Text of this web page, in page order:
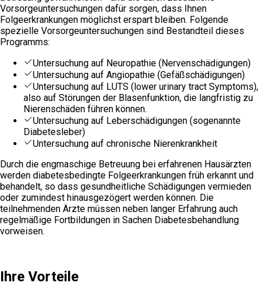
Vorsorgeuntersuchungen dafür sorgen, dass Ihnen
Folgeerkrankungen möglichst erspart bleiben. Folgende
spezielle Vorsorgeuntersuchungen sind Bestandteil dieses
Programms:
Untersuchung auf Neuropathie (Nervenschädigungen)
Untersuchung auf Angiopathie (Gefäßschädigungen)
Untersuchung auf LUTS (lower urinary tract Symptoms),
also auf Störungen der Blasenfunktion, die langfristig zu
Nierenschäden führen können.
Untersuchung auf Leberschädigungen (sogenannte
Diabetesleber)
Untersuchung auf chronische Nierenkrankheit
Durch die engmaschige Betreuung bei erfahrenen Hausärzten
werden diabetesbedingte Folgeerkrankungen früh erkannt und
behandelt, so dass gesundheitliche Schädigungen vermieden
oder zumindest hinausgezögert werden können. Die
teilnehmenden Ärzte müssen neben langer Erfahrung auch
regelmäßige Fortbildungen in Sachen Diabetesbehandlung
vorweisen.
Ihre Vorteile